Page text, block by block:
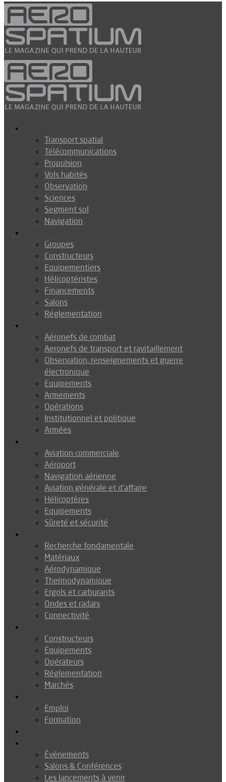
Transport spatial
Télécommunications
Propulsion
Vols habités
Observation
Sciences
Segment sol
Navigation
Groupes
Constructeurs
Equipementiers
Hélicoptéristes
Financements
Salons
Réglementation
Aéronefs de combat
Aeronefs de transport et ravitaillement
Observation, renseignements et guerre
électronique
Equipements
Armements
Opérations
Institutionnel et politique
Armées
Aviation commerciale
Aéroport
Navigation aérienne
Aviation générale et d’affaire
Hélicoptères
Equipements
Sûreté et sécurité
Recherche fondamentale
Matériaux
Aérodynamique
Thermodynamique
Ergols et carburants
Ondes et radars
Connectivité
Constructeurs
Equipements
Opérateurs
Réglementation
Marchés
Emploi
Formation
Événements
Salons & Conférences
Les lancements à venir